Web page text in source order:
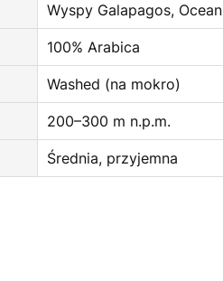
Wyspy Galapagos,
100% Arabica
Washed (na mokro)
200–300 m n.p.m.
Średnia, przyjemna